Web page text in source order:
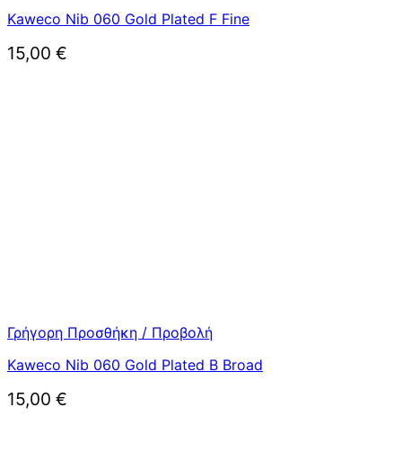
Kaweco Nib 060 Gold Plated F Fine
15,00 €
Γρήγορη Προσθήκη / Προβολή
Kaweco Nib 060 Gold Plated B Broad
15,00 €